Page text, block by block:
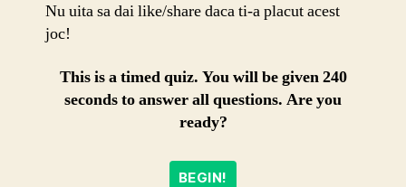
Nu uita sa dai like/share daca ti-a placut acest
joc!
This is a timed quiz. You will be given 240
seconds to answer all questions. Are you
ready?
BEGIN!